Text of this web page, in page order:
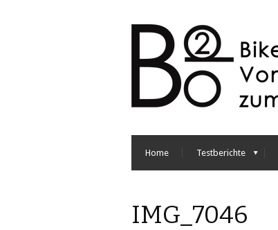
Home Testberichte
IMG_7046